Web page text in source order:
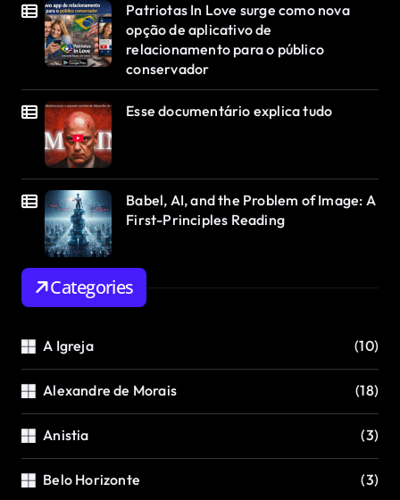
Patriotas In Love surge como nova
opção de aplicativo de
relacionamento para o público
conservador
Esse documentário explica tudo
Babel, AI, and the Problem of Image: A
First-Principles Reading
Categories
A Igreja (10)
Alexandre de Morais (18)
Anistia (3)
Belo Horizonte (3)